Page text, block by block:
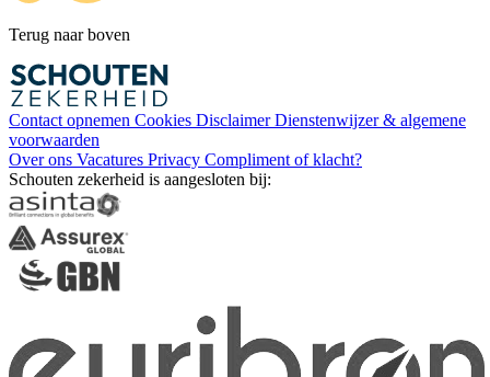
Terug naar boven
Contact opnemen Cookies DisclaimerDienstenwijzer & algemene
voorwaarden
Over ons Vacatures Privacy Compliment of klacht?
Schouten zekerheid is aangesloten bij: